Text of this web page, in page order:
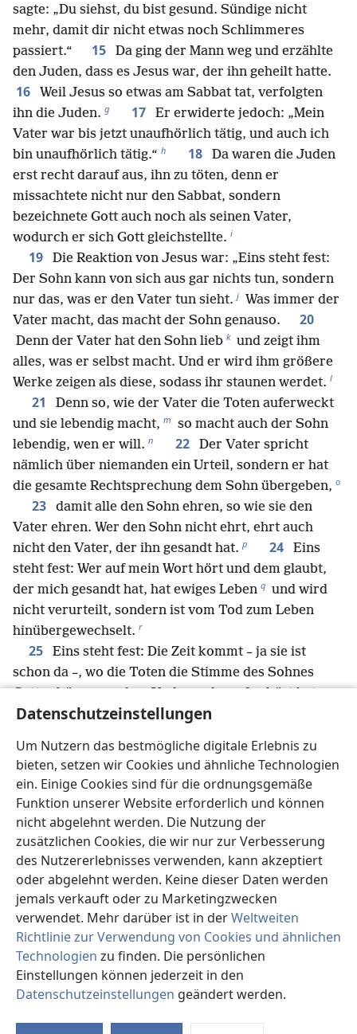
Datenschutzeinstellungen
Um Nutzern das bestmögliche digitale Erlebnis zu
bieten, setzen wir Cookies und ähnliche Technologien
ein. Einige Cookies sind für die ordnungsgemäße
Funktion unserer Website erforderlich und können
nicht abgelehnt werden. Die Nutzung der
zusätzlichen Cookies, die wir nur zur Verbesserung
des Nutzererlebnisses verwenden, kann akzeptiert
oder abgelehnt werden. Keine dieser Daten werden
jemals verkauft oder zu Marketingzwecken
verwendet. Mehr darüber ist in derWeltweiten
Richtlinie zur Verwendung von Cookies und ähnlichen
Technologien zu finden. Die persönlichen
Einstellungen können jederzeit in den
Datenschutzeinstellungen geändert werden.
sagte: „Du siehst, du bist gesund. Sündige nicht
mehr, damit dir nicht etwas noch Schlimmeres
passiert.“
15
Da ging der Mann weg und erzählte
den Juden, dass es Jesus war, der ihn geheilt hatte.
16
Weil Jesus so etwas am Sabbat tat, verfolgten
ihn die Juden. g 17
Er erwiderte jedoch: „Mein
Vater war bis jetzt unaufhörlich tätig, und auch ich
bin unaufhörlich tätig.“ h 18
Da waren die Juden
erst recht darauf aus, ihn zu töten, denn er
missachtete nicht nur den Sabbat, sondern
bezeichnete Gott auch noch als seinen Vater,
wodurch er sich Gott gleichstellte. i
19
Die Reaktion von Jesus war: „Eins steht fest:
Der Sohn kann von sich aus gar nichts tun, sondern
nur das, was er den Vater tun sieht. j Was immer der
Vater macht, das macht der Sohn genauso.
20
Denn der Vater hat den Sohn lieb k und zeigt ihm
alles, was er selbst macht. Und er wird ihm größere
Werke zeigen als diese, sodass ihr staunen werdet. l
21
Denn so, wie der Vater die Toten auferweckt
und sie lebendig macht, m so macht auch der Sohn
lebendig, wen er will. n 22
Der Vater spricht
nämlich über niemanden ein Urteil, sondern er hat
die gesamte Rechtsprechung dem Sohn übergeben, o
23
damit alle den Sohn ehren, so wie sie den
Vater ehren. Wer den Sohn nicht ehrt, ehrt auch
nicht den Vater, der ihn gesandt hat. p 24
Eins
steht fest: Wer auf mein Wort hört und dem glaubt,
der mich gesandt hat, hat ewiges Leben q und wird
nicht verurteilt, sondern ist vom Tod zum Leben
hinübergewechselt. r
25
Eins steht fest: Die Zeit kommt – ja sie ist
schon da –, wo die Toten die Stimme des Sohnes
Gottes hören werden. Und wer darauf gehört hat,
wird leben. 26 Denn so, wie der Vater Leben in
Leben in sich selbst zu haben. t 27 Auch hat er
ihn, weil er der Menschensohn ist, u
bevollmächtigt, Gericht zu halten. v 28 Das sollte
euch nicht wundern, denn es kommt die Zeit, wo alle,
die in den Gräbern sind, seine Stimme hören
29
und herauskommen werden. Für die, die Gutes
getan haben, wird es eine Auferstehung zum Leben
sein und für die, die Schlechtes getrieben haben,
eine Auferstehung zum Gericht. x 30 Ich kann gar
nichts von mir aus tun. Ich urteile so, wie ich es
höre, und meine Urteile sind gerecht, y denn es geht
mir nicht um meinen eigenen Willen, sondern um
den Willen dessen, der mich gesandt hat. z
31 Wenn nur ich allein als Zeuge für mich